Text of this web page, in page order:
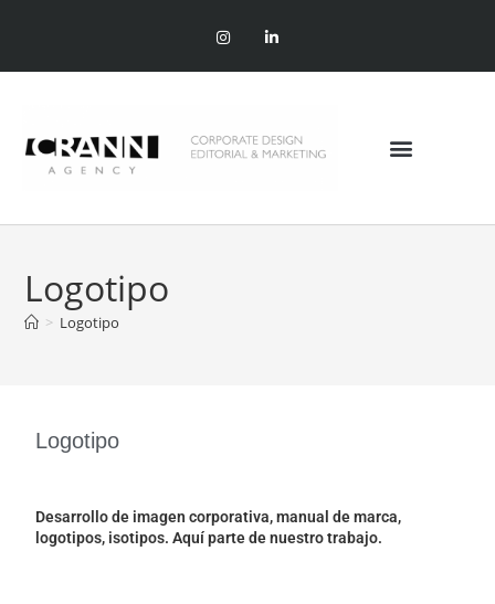
Logotipo
> Logotipo
Logotipo
Desarrollo de imagen corporativa, manual de marca,
logotipos, isotipos. Aquí parte de nuestro trabajo.